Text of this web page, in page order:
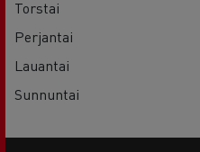
Torstai
Perjantai
Lauantai
Sunnuntai